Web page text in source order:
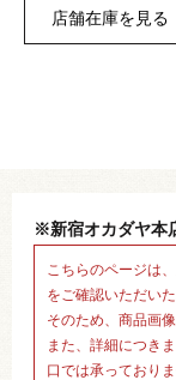
※新宿オカダヤ本
こちらのページは
をご確認いただい
そのため、商品画
また、詳細につき
口では承っておりま